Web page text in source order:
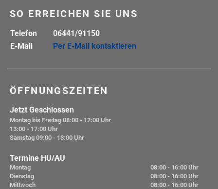
SO ERREICHEN SIE UNS
Telefon
06441/91150
E-Mail
Per E-Mail kontaktieren
ÖFFNUNGSZEITEN
Jetzt Geschlossen
Montag bis Freitag 08:00 - 12:00 Uhr
13:00 - 17:00 Uhr
Samstag 09:00 - 13:00 Uhr
Termine HU/AU
Montag
08:00 - 16:00 Uhr
Dienstag
08:00 - 16:00 Uhr
Mittwoch
08:00 - 16:00 Uhr